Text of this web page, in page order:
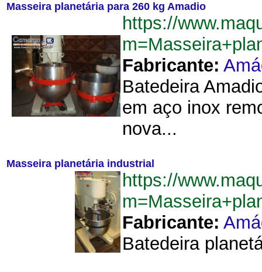
Masseira planetária para 260 kg Amadio
https://
Fabricante:
Batedeira
em aço inox
nova...
Masseira planetária industrial
https://
Fabricante:
Batedeira